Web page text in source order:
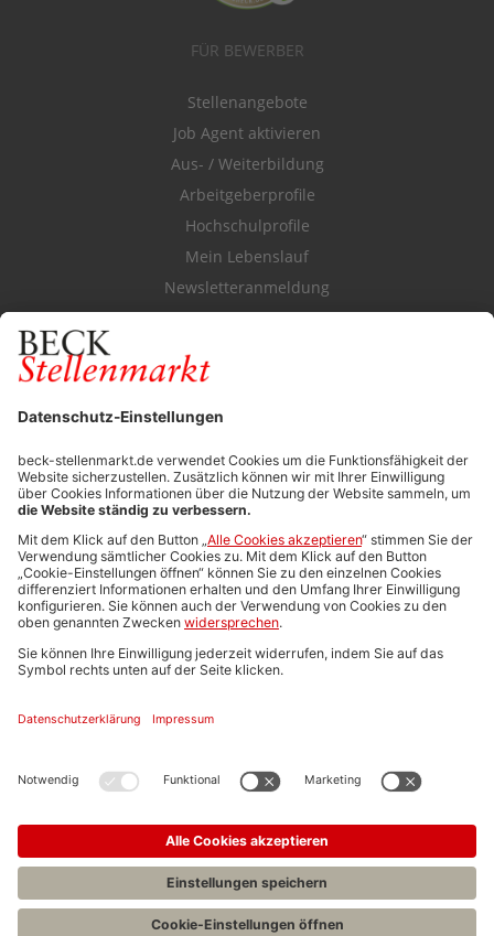
FÜR BEWERBER
Stellenangebote
Job Agent aktivieren
Aus- / Weiterbildung
Arbeitgeberprofile
Hochschulprofile
Mein Lebenslauf
Newsletteranmeldung
Durchsuchen Sie den Stellenkatalog
FÜR ARBEITGEBER
Stellenmarktpreise
Anzeigen-AGB
Media-Daten
Newsletteranmeldung
Produktübersicht
ALLGEMEIN
FAQs
Impressum
Stellenangebote C.H.BECK